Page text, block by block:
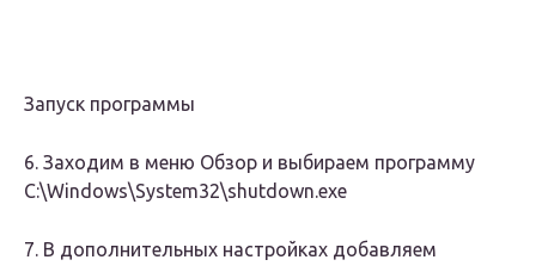
Запуск программы
6. Заходим в меню Обзор и выбираем программу
С:\Windows\System32\shutdown.exe
7. В дополнительных настройках добавляем